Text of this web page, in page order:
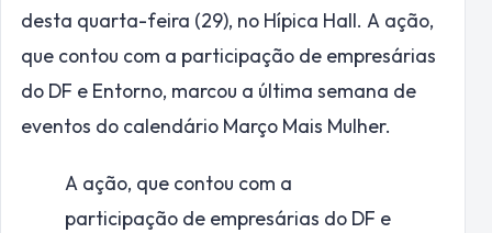
desta quarta-feira (29), no Hípica Hall. A ação,
que contou com a participação de empresárias
do DF e Entorno, marcou a última semana de
eventos do calendário Março Mais Mulher.
A ação, que contou com a
participação de empresárias do DF e